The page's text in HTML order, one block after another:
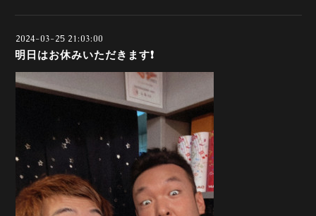
2024-03-25 21:03:00
明日はお休みいただきます❗